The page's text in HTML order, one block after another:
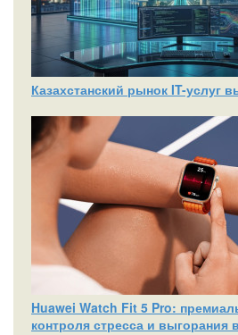
Казахстанский рынок IT-услуг
Huawei Watch Fit 5 Pro:
контроля стресса и